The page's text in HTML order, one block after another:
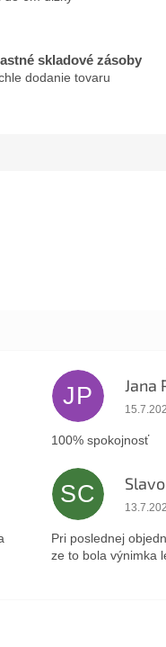
skladové zásoby
dodanie tovaru
JP Jana
100% spokojnosť
SC
Pri poslednej
ze to bola výnimka